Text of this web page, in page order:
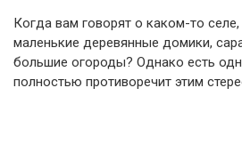
Когда вам говорят о каком-то
маленькие деревянные домики,
большие огороды? Однако есть
полностью противоречит этим